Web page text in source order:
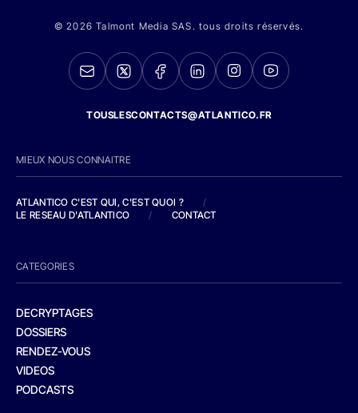
© 2026 Talmont Media SAS. tous droits réservés.
TOUSLESCONTACTS@ATLANTICO.FR
MIEUX NOUS CONNAITRE
ATLANTICO C'EST QUI, C'EST QUOI ?
/
LE RESEAU D'ATLANTICO
/ CONTACT
CATEGORIES
DECRYPTAGES
DOSSIERS
RENDEZ-VOUS
VIDEOS
PODCASTS